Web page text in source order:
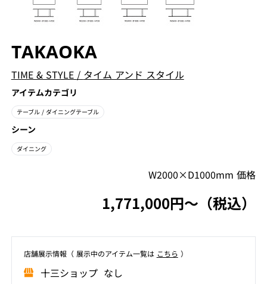
TAKAOKA
TIME & STYLE / タイム アンド スタイル
アイテムカテゴリ
テーブル / ダイニングテーブル
シーン
ダイニング
W2000×D1000mm 価格
1,771,000円〜（税込）
店舗展⽰情報（ 展⽰中のアイテム⼀覧は こちら ）
⼗三ショップ なし